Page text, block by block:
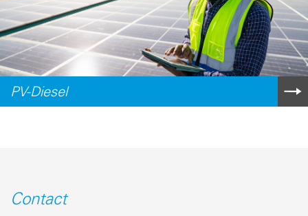
PV-Diesel
Contact